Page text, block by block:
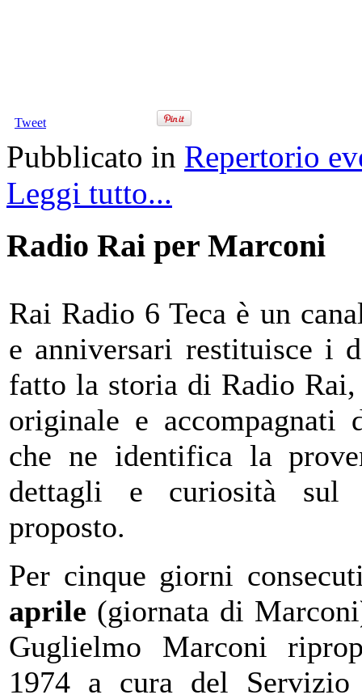
Tweet
Pubblicato in Repertorio
Leggi tutto...
Radio Rai per Marconi
Rai Radio 6 Teca è un
e anniversari restituisce i
fatto la storia di Radio
originale e accompagnati
che ne identifica la
dettagli e curiosità sul
proposto.
Per cinque giorni
aprile (giornata di
Guglielmo Marconi
1974 a cura del